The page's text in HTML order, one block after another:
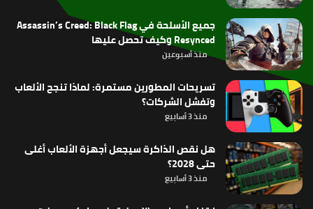
جميع الأسلحة في Assassin’s Creed: Black Flag
Resynced وكيف تحصل عليها
منذ أسبوعين
تسريحات المطورين مستمرة: لماذا تنجح الألعاب
وتفشل الشركات؟
منذ 3 أسابيع
هل نقص الذاكرة سيجعل أجهزة الألعاب أغلى
حتى 2028؟
منذ 3 أسابيع